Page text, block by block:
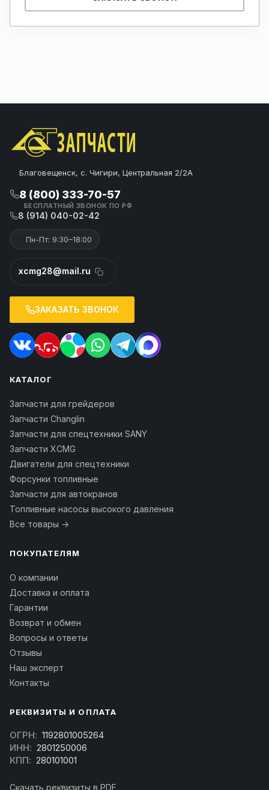
Благовещенск, с. Чигири, Центральная 2/2А
8 (800) 333-70-57
БЕСПЛАТНЫЙ ЗВОНОК ПО РФ
8 (914) 040-02-42
Пн-Пт: 9:30–18:00
xcmg28@mail.ru
ЗАКАЗАТЬ ЗВОНОК
КАТАЛОГ
Запчасти для грейдеров
Запчасти Changlin
Запчасти для спецтехники SANY
Запчасти XCMG
Двигатели для спецтехники
Форсунки топливные
Запчасти для автокранов
Топливные насосы высокого давления
Все товары →
ПОКУПАТЕЛЯМ
О компании
Доставка и оплата
Гарантии
Возврат и обмен
Вопросы и ответы
Отзывы
Наш эксперт
Контакты
РЕКВИЗИТЫ И ОПЛАТА
ОГРН: 1192801005264
ИНН: 2801250006
КПП: 280101001
Скачать реквизиты в PDF